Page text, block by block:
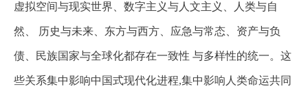
虚拟空间与现实世界、数字主义与人文主义、人类与自
然、 历史与未来、东方与西方、应急与常态、资产与负
债、民族国家与全球化都存在一致性 与多样性的统一。这
些关系集中影响中国式现代化进程,集中影响人类命运共同